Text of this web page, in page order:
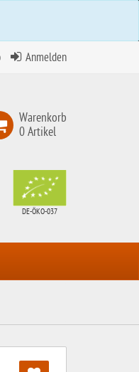
Anmelden
Warenkorb
0 Artikel
DE-ÖKO-037